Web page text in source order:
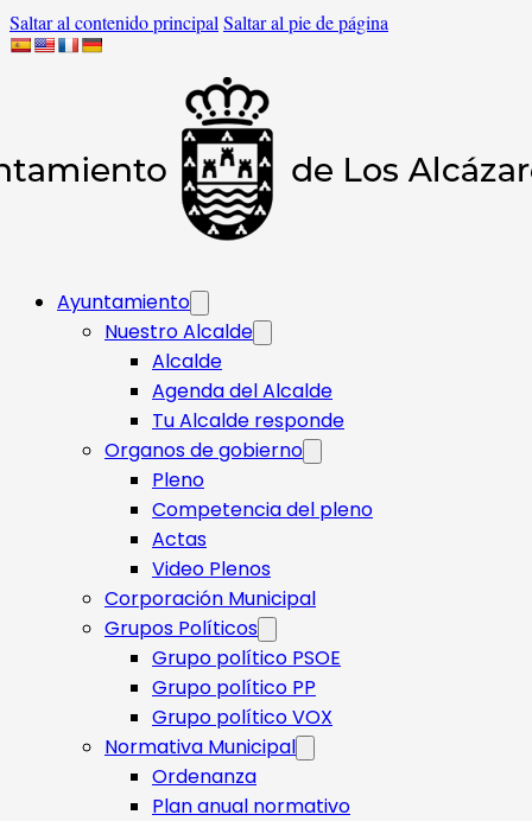
Saltar al contenido principal Saltar al pie de página
Ayuntamiento
Nuestro Alcalde
Alcalde
Agenda del Alcalde
Tu Alcalde responde​
Organos de gobierno
Pleno
Competencia del pleno
Actas
Video Plenos
Corporación Municipal
Grupos Políticos
Grupo político PSOE
Grupo político PP
Grupo político VOX
Normativa Municipal
Ordenanza
Plan anual normativo